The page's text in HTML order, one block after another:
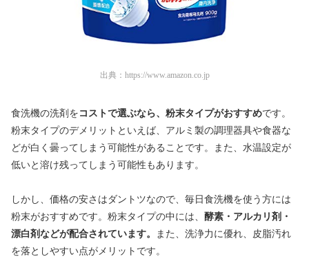
出典： https://www.amazon.co.jp
食洗機の洗剤を コストで選ぶなら、粉末タイプがおすすめです。
粉末タイプのデメリットといえば、アルミ製の調理器具や食器な
どが白く曇ってしまう可能性があることです。また、水温設定が
低いと溶け残ってしまう可能性もあります。
しかし、価格の安さはダントツなので、毎日食洗機を使う方には
粉末がおすすめです。粉末タイプの中には、 酵素・アルカリ剤・
漂白剤などが配合されています。
また、洗浄力に優れ、皮脂汚れ
を落としやすい点がメリットです。